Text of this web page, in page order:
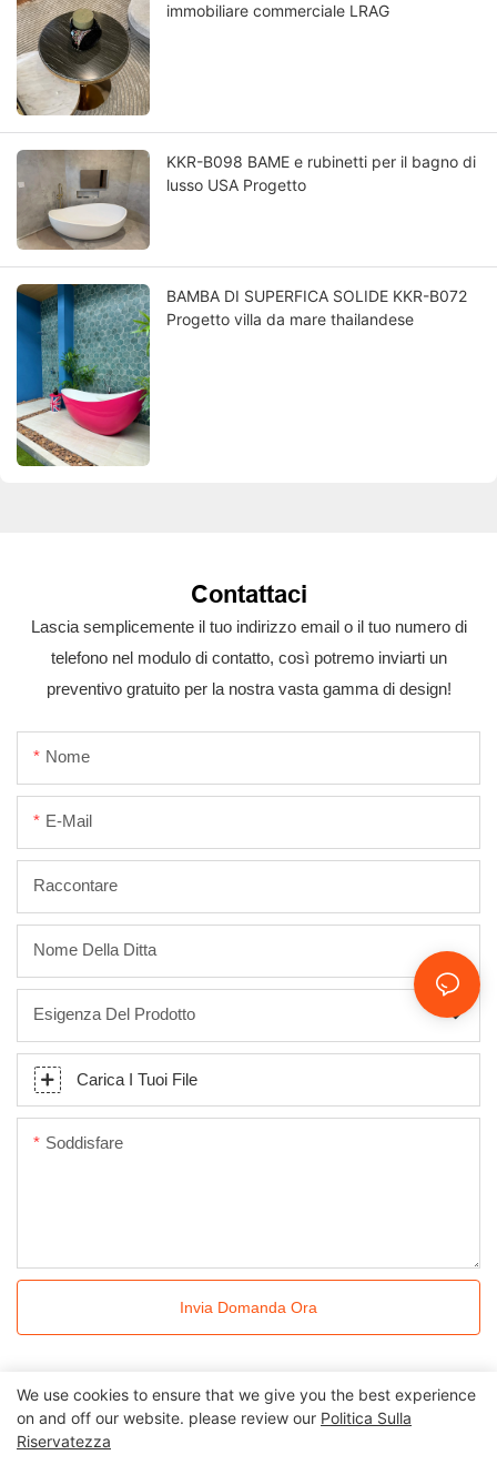
immobiliare commerciale LRAG
KKR-B098 BAME e rubinetti per il bagno di
lusso USA Progetto
BAMBA DI SUPERFICA SOLIDE KKR-B072
Progetto villa da mare thailandese
Contattaci
Lascia semplicemente il tuo indirizzo email o il tuo numero di
telefono nel modulo di contatto, così potremo inviarti un
preventivo gratuito per la nostra vasta gamma di design!
Nome
E-Mail
Raccontare
Nome Della Ditta
Esigenza Del Prodotto
Carica I Tuoi File
Soddisfare
Invia Domanda Ora
Tutti i diritti riservati © 2024 Kingkonree International China
We use cookies to ensure that we give you the best experience
on and off our website. please review our Politica Sulla
Riservatezza